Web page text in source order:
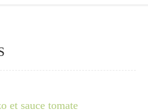
et sauce tomate